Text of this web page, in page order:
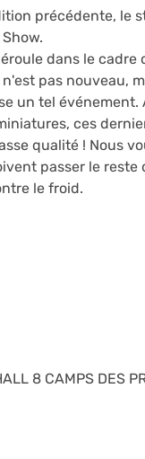
précédente, le
dans le cadre
pas nouveau,
un tel
ces
qualité ! Nous
passer le reste
le froid.